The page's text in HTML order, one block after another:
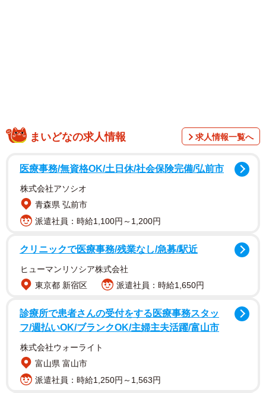
「大阪市立中央図書館」がトレンド入り。「異常事態」
「大変なことに」「よっぽどなんだろうな」「利用者が困
っているのに手が出せないのか…」「困るのは市民」な
大阪市立中央図書館は「自治体の図書館では最大級の施
まいどなの求人情報 求人情報一覧へ
医療事務/無資格OK/土日休/社会保険完備/弘前市
株式会社アソシオ
青森県 弘前市
派遣社員：時給1,100円～1,200円
クリニックで医療事務/残業なし/急募/駅近
ヒューマンリソシア株式会社
東京都 新宿区
派遣社員：時給1,650円
診療所で患者さんの受付をする医療事務スタッ
フ/週払いOK/ブランクOK/主婦主夫活躍/富山市
株式会社ウォーライト
富山県 富山市
派遣社員：時給1,250円～1,563円